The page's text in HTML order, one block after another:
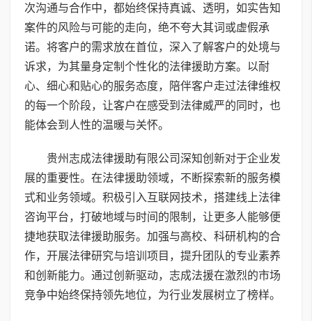
次沟通与合作中，都始终保持真诚、透明，如实告知
案件的风险与可能的走向，绝不夸大其词或虚假承
诺。将客户的需求放在首位，深入了解客户的处境与
诉求，为其量身定制个性化的法律援助方案。以耐
心、细心和贴心的服务态度，陪伴客户走过法律维权
的每一个阶段，让客户在感受到法律威严的同时，也
能体会到人性的温暖与关怀。
贵州志成法律援助有限公司深知创新对于企业发
展的重要性。在法律援助领域，不断探索新的服务模
式和业务领域。积极引入互联网技术，搭建线上法律
咨询平台，打破地域与时间的限制，让更多人能够便
捷地获取法律援助服务。加强与高校、科研机构的合
作，开展法律研究与培训项目，提升团队的专业素养
和创新能力。通过创新驱动，志成法援在激烈的市场
竞争中始终保持领先地位，为行业发展树立了榜样。